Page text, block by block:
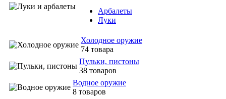
Арбалеты
Луки
Холодное оружие
74 товара
Пульки, пистоны
38 товаров
Водное оружие
8 товаров